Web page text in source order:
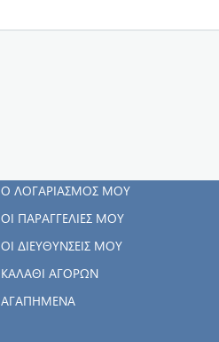
Ο ΛΟΓΑΡΙΑΣΜΌΣ ΜΟΥ
ΟΙ ΠΑΡΑΓΓΕΛΊΕΣ ΜΟΥ
ΟΙ ΔΙΕΥΘΎΝΣΕΙΣ ΜΟΥ
ΚΑΛΆΘΙ ΑΓΟΡΏΝ
ΑΓΑΠΗΜΈΝΑ